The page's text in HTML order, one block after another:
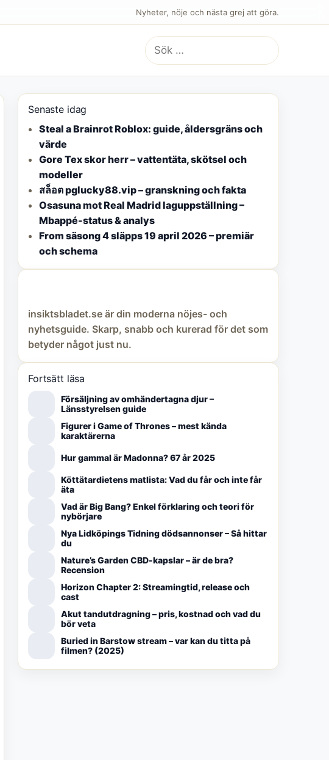
Nyheter, nöje och nästa grej att göra.
Sök
efter:
Senaste idag
Steal a Brainrot Roblox: guide, åldersgräns och
värde
Gore Tex skor herr – vattentäta, skötsel och
modeller
สล็อต pglucky88.vip – granskning och fakta
Osasuna mot Real Madrid laguppställning –
Mbappé-status & analys
From säsong 4 släpps 19 april 2026 – premiär
och schema
insiktsbladet.se är din moderna nöjes- och
nyhetsguide. Skarp, snabb och kurerad för det som
betyder något just nu.
Fortsätt läsa
Försäljning av omhändertagna djur –
Länsstyrelsen guide
Figurer i Game of Thrones – mest kända
karaktärerna
Hur gammal är Madonna? 67 år 2025
Köttätardietens matlista: Vad du får och inte får
äta
Vad är Big Bang? Enkel förklaring och teori för
nybörjare
Nya Lidköpings Tidning dödsannonser – Så hittar
du
Nature’s Garden CBD-kapslar – är de bra?
Recension
Horizon Chapter 2: Streamingtid, release och
cast
Akut tandutdragning – pris, kostnad och vad du
bör veta
Buried in Barstow stream – var kan du titta på
filmen? (2025)